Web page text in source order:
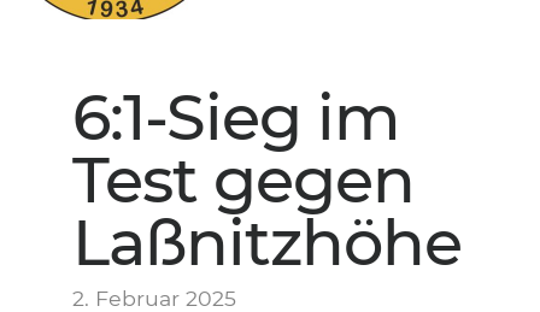
6:1-Sieg im
Test gegen
Laßnitzhöhe
2. Februar 2025